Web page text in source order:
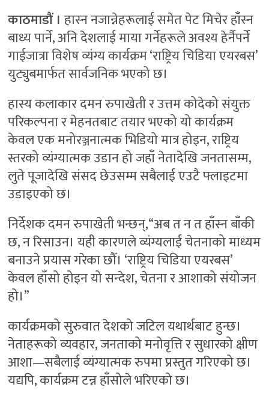
काठमाडौं । हास्न नजान्नेहरूलाई समेत पेट मिचेर हाँस्न
बाध्य पार्ने, अनि देशलाई माया गर्नेहरूले अवश्य हेर्नैपर्ने
गाईजात्रा विशेष व्यंग्य कार्यक्रम ‘राष्ट्रिय चिडिया एयरबस’
युट्युबमार्फत सार्वजनिक भएको छ।
हास्य कलाकार दमन रुपाखेती र उत्तम कोदेको संयुक्त
परिकल्पना र मेहनतबाट तयार भएको यो कार्यक्रम
केवल एक मनोरञ्जनात्मक भिडियो मात्र होइन, राष्ट्रिय
स्तरको व्यंग्यात्मक उडान हो जहाँ नेतादेखि जनतासम्म,
लुते पूजादेखि संसद छेउसम्म सबैलाई एउटै फ्लाइटमा
उडाइएको छ।
निर्देशक दमन रुपाखेती भन्छन्,“अब त न त हाँस्न बाँकी
छ, न रिसाउन। यही कारणले व्यंग्यलाई चेतनाको माध्यम
बनाउने प्रयास गरेका छौँ। ‘राष्ट्रिय चिडिया एयरबस’
केवल हाँसो होइन यो सन्देश, चेतना र आशाको संयोजन
हो।”
कार्यक्रमको सुरुवात देशको जटिल यथार्थबाट हुन्छ।
नेताहरूको व्यवहार, जनताको मनोवृत्ति र सुधारको क्षीण
आशा—सबैलाई व्यंग्यात्मक रुपमा प्रस्तुत गरिएको छ।
यद्यपि, कार्यक्रम टन्न हाँसोले भरिएको छ।